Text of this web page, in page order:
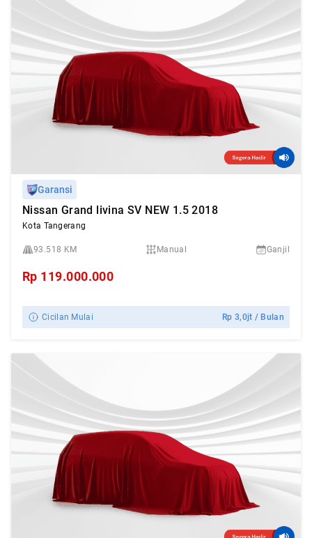
Garansi
Nissan Grand livina SV NEW 1.5 2018
Kota Tangerang
93.518 KM Manual Ganjil
Rp 119.000.000
Cicilan Mulai Rp3,0jt / Bulan